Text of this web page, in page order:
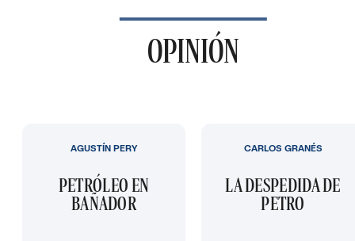
OPINIÓN
PETRÓLEO EN
BAÑADOR
AGUSTÍN PERY
LA DESPEDIDA DE
PETRO
CARLOS GRANÉS